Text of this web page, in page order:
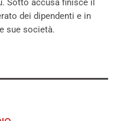
Sotto accusa finisce il
dei dipendenti e in
sue società.